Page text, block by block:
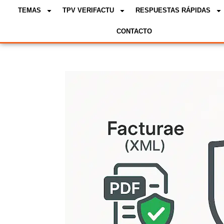
TEMAS TPV VERIFACTU RESPUESTAS RÁPIDAS
CONTACTO